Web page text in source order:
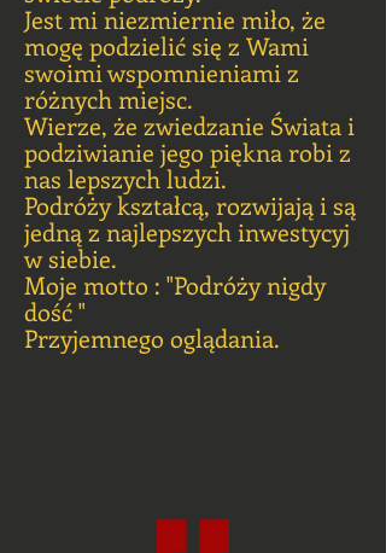
Jest mi niezmiernie miło, że
mogę podzielić się z Wami
swoimi wspomnieniami z
różnych miejsc.
Wierze, że zwiedzanie Świata i
podziwianie jego piękna robi z
nas lepszych ludzi.
Podróży kształcą, rozwijają i są
jedną z najlepszych inwestycyj
w siebie.
Moje motto : "Podróży nigdy
dość "
Przyjemnego oglądania.